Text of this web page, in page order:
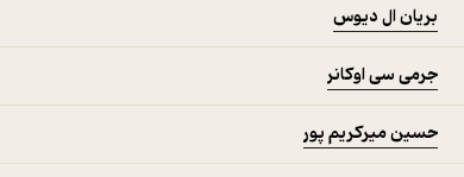
بریان ال دیوس
جرمی سی اوکانر
حسین میرکریم پور